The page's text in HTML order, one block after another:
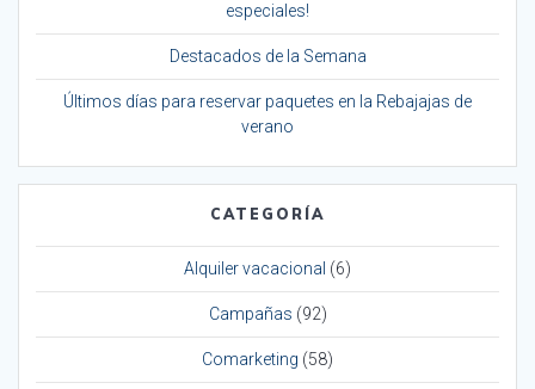
especiales!
Destacados de la Semana
Últimos días para reservar paquetes en la Rebajajas de
verano
CATEGORÍA
Alquiler vacacional (6)
Campañas (92)
Comarketing (58)